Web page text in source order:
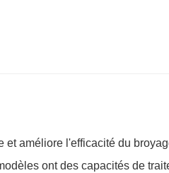
améliore l'efficacité du
ont des capacités de